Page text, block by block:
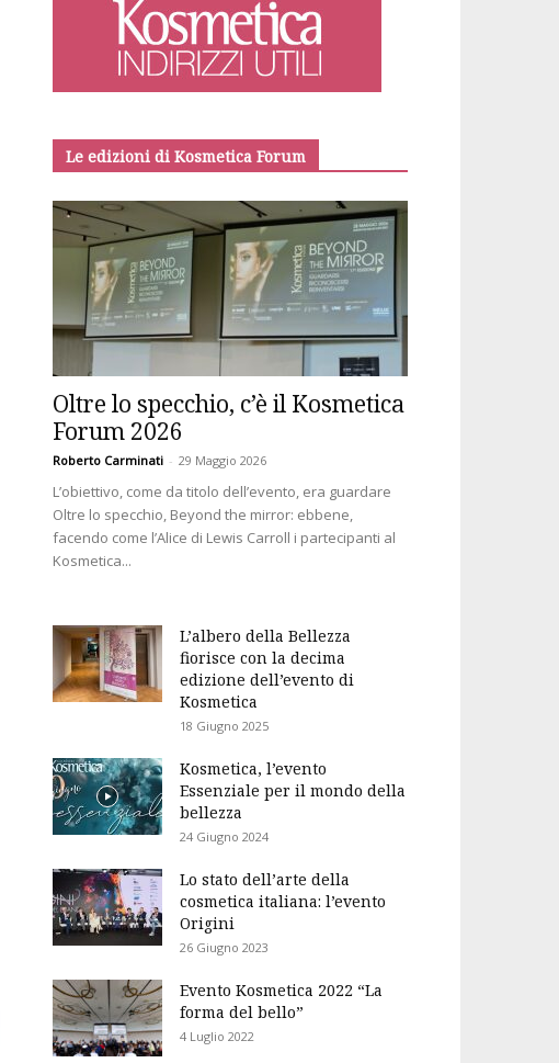
Le edizioni di Kosmetica Forum
Oltre lo specchio, c’è il Kosmetica
Forum 2026
Roberto Carminati - 29 Maggio 2026
L’obiettivo, come da titolo dell’evento, era guardare
Oltre lo specchio, Beyond the mirror: ebbene,
facendo come l’Alice di Lewis Carroll i partecipanti al
Kosmetica...
L’albero della Bellezza
fiorisce con la decima
edizione dell’evento di
Kosmetica
18 Giugno 2025
Kosmetica, l’evento
Essenziale per il mondo della
bellezza
24 Giugno 2024
Lo stato dell’arte della
cosmetica italiana: l’evento
Origini
26 Giugno 2023
Evento Kosmetica 2022 “La
forma del bello”
4 Luglio 2022